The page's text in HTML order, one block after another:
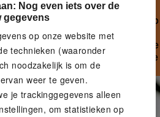
Erik zien hoe een diagnose de
nieuw avontuur. In plaats van op
op het water met zijn SUP.
van Why We Try en laat zien hoe
ons helpt ons eigen leven te
Nog even iets over de
gegevens
op onze website met
technieken (waaronder
noodzakelijk is om de
weer te geven.
je trackinggegevens alleen
om statistieken op